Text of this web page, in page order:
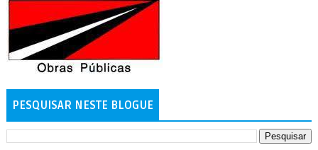
PESQUISAR NESTE BLOGUE